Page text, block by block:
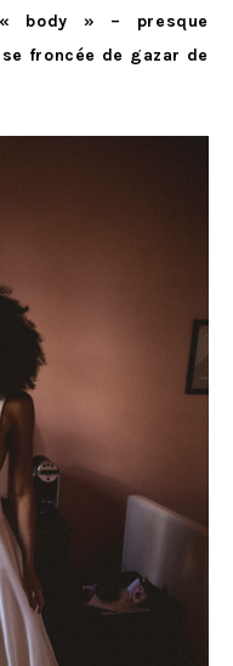
body » – presque
froncée de gazar de